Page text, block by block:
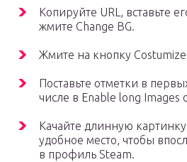
Копируйте URL, вставьте
жмите Change BG.
Жмите на кнопку
Поставьте отметки в
числе в Enable long Images
Качайте длинную
удобное место, чтобы
в профиль Steam.